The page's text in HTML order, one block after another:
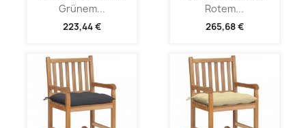
Grünem...
223,44 €
Rotem...
265,68 €